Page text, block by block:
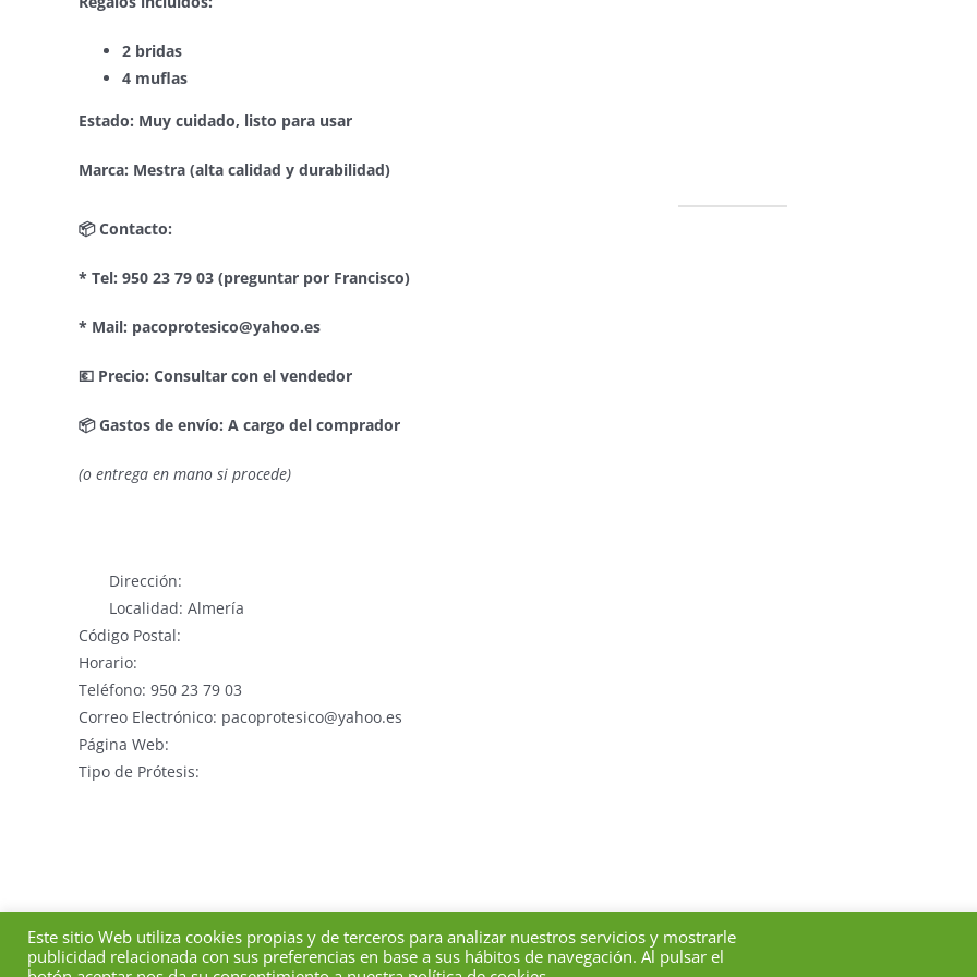
2 bridas
4 muflas
Estado: Muy cuidado, listo para usar
Marca: Mestra (alta calidad y durabilidad)
📦Contacto:
* Tel: 950 23 79 03 (preguntar por Francisco)
* Mail: pacoprotesico@yahoo.es
💶 Precio: Consultar con el vendedor
📦Gastos de envío: A cargo del comprador
(o entrega en mano si procede)
Dirección:
Localidad: Almería
Código Postal:
Horario:
Teléfono: 950 23 79 03
Correo Electrónico: pacoprotesico@yahoo.es
Página Web:
Tipo de Prótesis:
Colegio Profesional deProtésicos Dentales de Andalucía –
Este sitio Web utiliza cookies propias y de terceros para analizar nuestros servicios y mostrarle
publicidad relacionada con sus preferencias en base a sus hábitos de navegación. Al pulsar el